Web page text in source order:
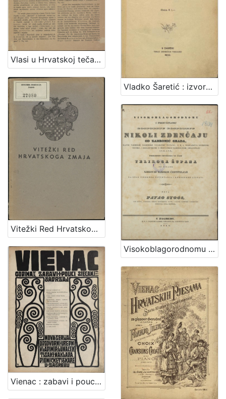
Vlasi u Hrvatskoj tečajem 14. i 15. stoljeća / [Vjekoslav Klaić]
Vladko Šaretić : izvorna pripoviest iz zagrebačkoga života / napisala Zagorka
Vitežki Red Hrvatskoga Zmaja
Visokoblagorodnomu i presvetlomu ... Nikoli Zdenčaju od Zahromić grada, slavne varmedije Zagrebske velikomu županu, ... : prigodom uzvišenja na čast velikoga župana od strane njegovih ilirskih čestiteljah na znak visokoga poštovanja i domorodne ljubavi / pěva Pavao Stoos, ...
Vienac : zabavi i pouci : nova serija / odgovorni urednik Vladimir Lunaček